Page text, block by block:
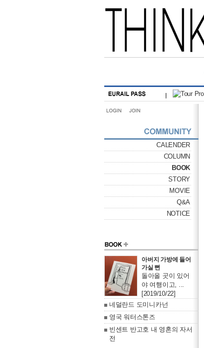
CALENDER
COLUMN
BOOK
STORY
MOVIE
Q&A
NOTICE
아버지 가방에 들어
가실 뻔
돌아올 곳이 있어
야 여행이고, ...
[2019/10/22]
네덜란드 도미니카넌
영국 워터스톤즈
빈센트 반고호 내 영혼의 자서
전